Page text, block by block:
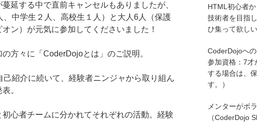
延する中で直前キャンセルもありましたが、
、中学生２人、高校生１人）と大人6人（保護
ン）が元気に参加してくださいました！
方々に「CoderDojoとは」のご説明。
己紹介に続いて、経験者ニンジャから取り組ん
。
心者チームに分かれてそれぞれの活動。経験
HTML初心者
技術者を目指
ひ集って欲し
CoderDojoへの
参加資格：7才
する場合は、
す。）
メンターがボ
（CoderDojo